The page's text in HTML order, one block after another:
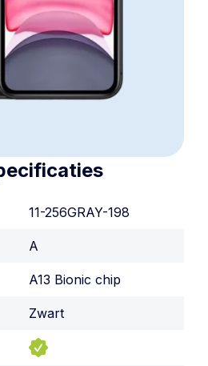
11-256GRAY-198
A
A13 Bionic chip
Zwart